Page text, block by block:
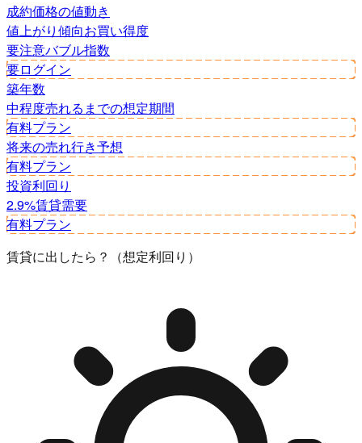
成約価格の値動き
値上がり傾向お買い得度
要注意バブル指数
要ログイン
築年数
中程度売れるまでの想定期間
有料プラン
将来の売れ行き予想
有料プラン
投資利回り
2.9%賃貸需要
有料プラン
賃貸に出したら？（想定利回り）